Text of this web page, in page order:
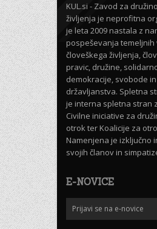
KUL.si - Zavod za
življenja je neprofitna
je leta 2009 nastala z
pospeševanja temeljnih
človeškega življenja,
pravic, družine,
demokracije, svobode
državljanstva. Spletna
je interna spletna stran
Civilne iniciative za
otrok ter Koalicije za
Namenjena je izključno
svojih članov in
E-NOVICE